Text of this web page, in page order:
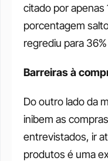
citado por apenas
porcentagem
regrediu para
Barreiras à
Do outro lado da
inibem as
entrevistados, ir
produtos é uma